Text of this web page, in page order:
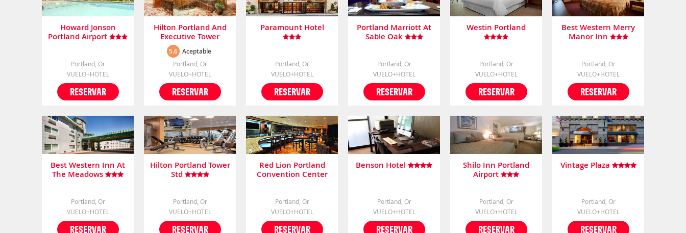
Howard Jonson
Portland Airport
Portland, Or
VUELO+HOTEL
RESERVAR
Hilton Portland And
Executive Tower
5.6 Aceptable
Portland, Or
VUELO+HOTEL
RESERVAR
Paramount Hotel
Portland, Or
VUELO+HOTEL
RESERVAR
Portland Marriott At
Sable Oak
Portland, Or
VUELO+HOTEL
RESERVAR
Westin Portland
Portland, Or
VUELO+HOTEL
RESERVAR
Best Western Merry
Manor Inn
Portland, Or
VUELO+HOTEL
RESERVAR
Best Western Inn At
The Meadows
Portland, Or
VUELO+HOTEL
RESERVAR
Hilton Portland Tower
Std
Portland, Or
VUELO+HOTEL
RESERVAR
Red Lion Portland
Convention Center
Portland, Or
VUELO+HOTEL
RESERVAR
Benson Hotel
Portland, Or
VUELO+HOTEL
RESERVAR
Shilo Inn Portland
Airport
Portland, Or
VUELO+HOTEL
RESERVAR
Vintage Plaza
Portland, Or
VUELO+HOTEL
RESERVAR